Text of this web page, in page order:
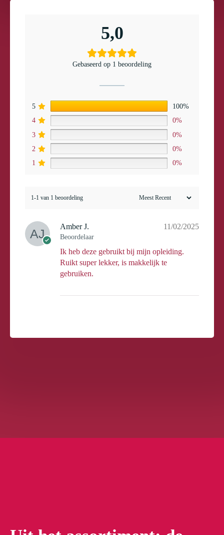
5,0
Gebaseerd op 1 beoordeling
5
100%
4
0%
3
0%
2
0%
1
0%
1-1 van 1 beoordeling
Amber J.
Beoordelaar
11/02/2025
Ik heb deze gebruikt bij mijn opleiding.
Ruikt super lekker, is makkelijk te
gebruiken.